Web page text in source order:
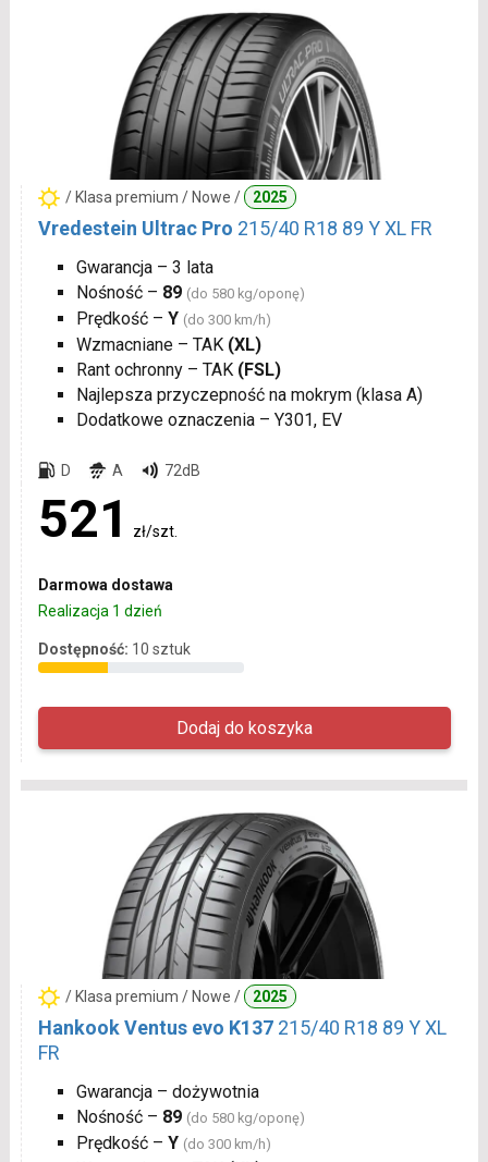
/ Klasa premium / Nowe / 2025
Vredestein Ultrac Pro 215/40 R18 89 Y XL FR
Gwarancja – 3 lata
Nośność – 89 (do 580 kg/oponę)
Prędkość – Y (do 300 km/h)
Wzmacniane – TAK (XL)
Rant ochronny – TAK (FSL)
Najlepsza przyczepność na mokrym (klasa A)
Dodatkowe oznaczenia – Y301, EV
D A 72dB
521 zł/szt.
Darmowa dostawa
Realizacja 1 dzień
Dostępność: 10 sztuk
/ Klasa premium / Nowe / 2025
Hankook Ventus evo K137 215/40 R18 89 Y XL
FR
Gwarancja – dożywotnia
Nośność – 89 (do 580 kg/oponę)
Prędkość – Y (do 300 km/h)